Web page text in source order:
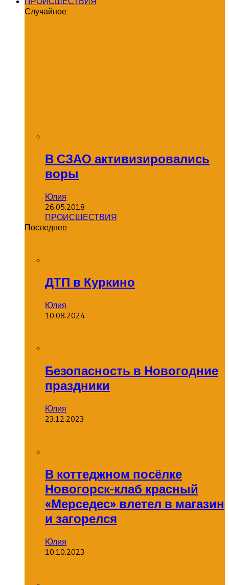
Случайное
В СЗАО активизировались
воры
Юлия
26.05.2018
ПРОИСШЕСТВИЯ
Последнее
ДТП в Куркино
Юлия
10.08.2024
Безопасность в Новогодние
праздники
Юлия
23.12.2023
В коттеджном посёлке
Новогорск-клаб красный
«Мерседес» влетел в магазин
и загорелся
Юлия
10.10.2023